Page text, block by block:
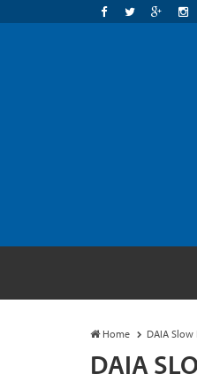
Home DAIA
DAIA